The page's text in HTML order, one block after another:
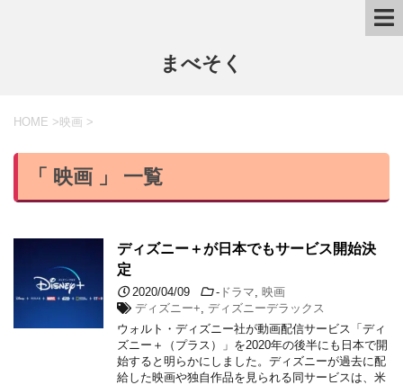
まべそく
HOME > 映画 >
「 映画 」 一覧
ディズニー＋が日本でもサービス開始決
定
2020/04/09 - ドラマ
映画
ディズニー+ ,ディズニーデラックス
ウォルト・ディズニー社が動画配信サービス「ディ
ズニー＋（プラス）」を2020年の後半にも日本で開
始すると明らかにしました。ディズニーが過去に配
給した映画や独自作品を見られる同サービスは、米